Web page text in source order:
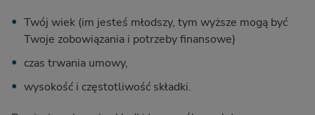
Twój wiek (im jesteś młodszy, tym wyższe mogą być
Twoje zobowiązania i potrzeby finansowe)
czas trwania umowy,
wysokość i częstotliwość składki.